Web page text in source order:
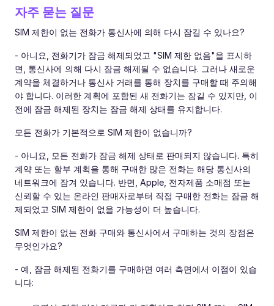
자주 묻는 질문
SIM 제한이 없는 전화가 통신사에 의해 다시 잠길 수 있나요?
- 아니요, 전화기가 잠금 해제되었고 "SIM 제한 없음"을 표시하
면, 통신사에 의해 다시 잠금 해제될 수 없습니다. 그러나 새로운
계약을 체결하거나 통신사 거래를 통해 장치를 구매할 때 주의해
야 합니다. 이러한 계획에 포함된 새 전화기는 잠길 수 있지만, 이
전에 잠금 해제된 장치는 잠금 해제 상태를 유지합니다.
모든 전화가 기본적으로 SIM 제한이 없습니까?
- 아니요, 모든 전화가 잠금 해제 상태로 판매되지 않습니다. 특히
계약 또는 할부 계획을 통해 구매한 많은 전화는 해당 통신사의
네트워크에 잠겨 있습니다. 반면, Apple, 전자제품 소매점 또는
신뢰할 수 있는 온라인 판매자로부터 직접 구매한 전화는 잠금 해
제되었고 SIM 제한이 없을 가능성이 더 높습니다.
SIM 제한이 없는 전화 구매와 통신사에서 구매하는 것의 장점은
무엇인가요?
- 예, 잠금 해제된 전화기를 구매하면 여러 측면에서 이점이 있습
니다: